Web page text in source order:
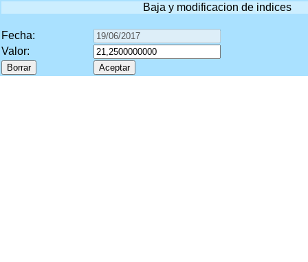
Baja y modificacion de indices
Fecha:
Valor: